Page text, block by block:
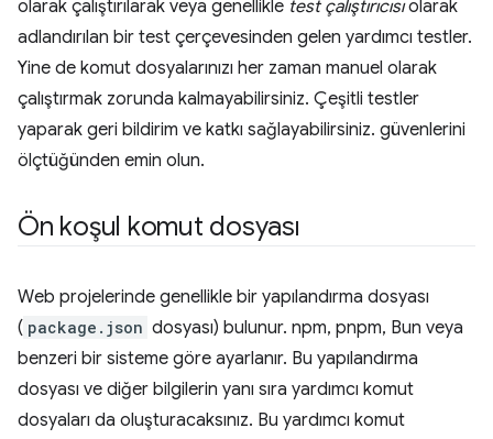
olarak çalıştırılarak veya genellikle test çalıştırıcısıolarak
adlandırılan bir test çerçevesinden gelen yardımcı testler.
Yine de komut dosyalarınızı her zaman manuel olarak
çalıştırmak zorunda kalmayabilirsiniz. Çeşitli testler
yaparak geri bildirim ve katkı sağlayabilirsiniz. güvenlerini
ölçtüğünden emin olun.
Ön koşul komut dosyası
Web projelerinde genellikle bir yapılandırma dosyası
( package.json dosyası) bulunur. npm, pnpm, Bun veya
benzeri bir sisteme göre ayarlanır. Bu yapılandırma
dosyası ve diğer bilgilerin yanı sıra yardımcı komut
dosyaları da oluşturacaksınız. Bu yardımcı komut